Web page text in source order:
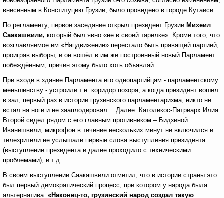
внесенным в Конституцию Грузии, было проведено в городе Кутаиси.
По регламенту, первое заседание открыл президент Грузии Михеил
Саакашвили, который был явно «не в своей тарелке». Кроме того, что
возглавляемое им «Нацдвижение» перестало быть правящей партией,
проиграв выборы, и он вошёл в им же построенный новый Парламент
побеждённым, причин этому было хоть объявляй.
При входе в здание Парламента его однопартийцам - парламентскому
меньшинству - устроили т.н. коридор позора, а когда президент вошел
в зал, первый раз в истории грузинского парламентаризма, никто не
встал на ноги и не зааплодировал… Далее: Католикос-Патриарх Илиа
Второй сидел рядом с его главным противником – Бидзиной
Иванишвили, микрофон в течение нескольких минут не включился и
телезрители не услышали первые слова выступления президента
(выступление президента и далее проходило с техническими
проблемами), и т.д.
В своем выступлении Саакашвили отметил, что в истории страны это
был первый демократический процесс, при котором у народа была
альтернатива. «Наконец-то, грузинский народ создал такую